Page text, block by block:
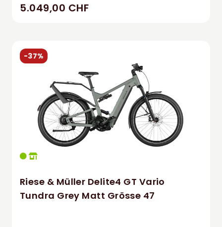
5.049,00 CHF
-37%
Riese & Müller Delite4 GT Vario
Tundra Grey Matt Grösse 47